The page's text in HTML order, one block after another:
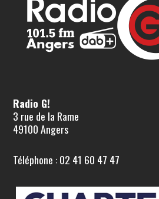
Radio G!
3 rue de la Rame
49100 Angers
Téléphone : 02 41 60 47 47